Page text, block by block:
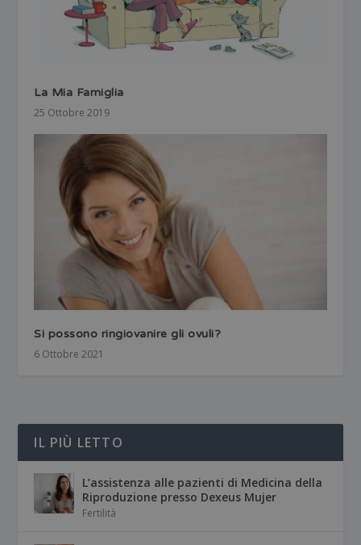
La Mia Famiglia
25 Ottobre 2019
Si possono ringiovanire gli ovuli?
6 Ottobre 2021
IL PIÙ LETTO
L’assistenza alle pazienti di Medicina della
Riproduzione presso Dexeus Mujer
Fertilità